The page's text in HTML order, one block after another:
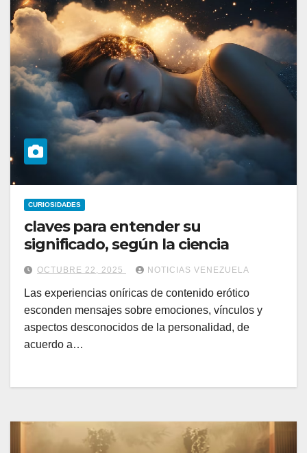
CURIOSIDADES
claves para entender su
significado, según la ciencia
OCTUBRE 22, 2025 NOTICIAS VENEZUELA
Las experiencias oníricas de contenido erótico
esconden mensajes sobre emociones, vínculos y
aspectos desconocidos de la personalidad, de
acuerdo a…